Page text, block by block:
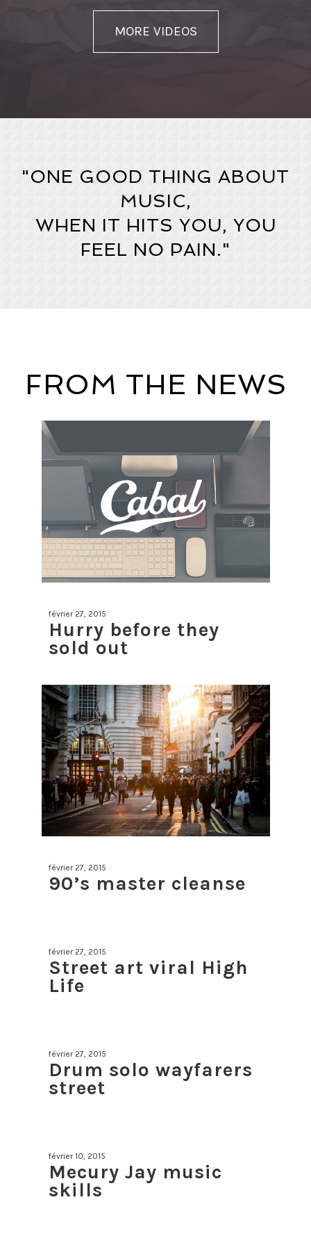
MORE VIDEOS
"ONE GOOD THING ABOUT
MUSIC,
WHEN IT HITS YOU, YOU
FEEL NO PAIN."
FROM THE NEWS
février 27, 2015
Hurry before they
sold out
février 27, 2015
90’s master cleanse
février 27, 2015
Street art viral High
Life
février 27, 2015
Drum solo wayfarers
street
février 10, 2015
Mecury Jay music
skills